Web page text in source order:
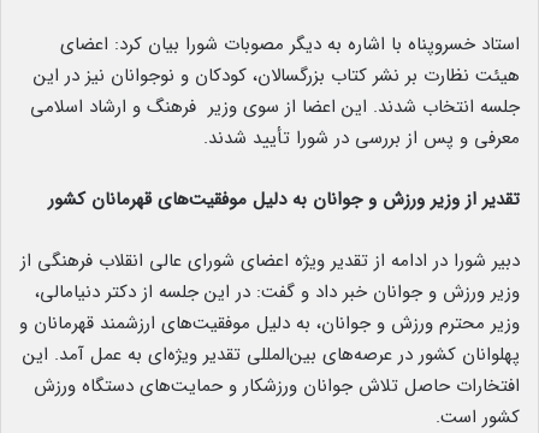
استاد خسروپناه با اشاره به دیگر مصوبات شورا بیان کرد: اعضای
هیئت نظارت بر نشر کتاب بزرگسالان، کودکان و نوجوانان نیز در این
جلسه انتخاب شدند. این اعضا از سوی وزیر فرهنگ و ارشاد اسلامی
معرفی و پس از بررسی در شورا تأیید شدند.
تقدیر از وزیر ورزش و جوانان به دلیل موفقیت‌های قهرمانان کشور
دبیر شورا در ادامه از تقدیر ویژه اعضای شورای عالی انقلاب فرهنگی از
وزیر ورزش و جوانان خبر داد و گفت: در این جلسه از دکتر دنیامالی،
وزیر محترم ورزش و جوانان، به دلیل موفقیت‌های ارزشمند قهرمانان و
پهلوانان کشور در عرصه‌های بین‌المللی تقدیر ویژه‌ای به عمل آمد. این
افتخارات حاصل تلاش جوانان ورزشکار و حمایت‌های دستگاه ورزش
کشور است.